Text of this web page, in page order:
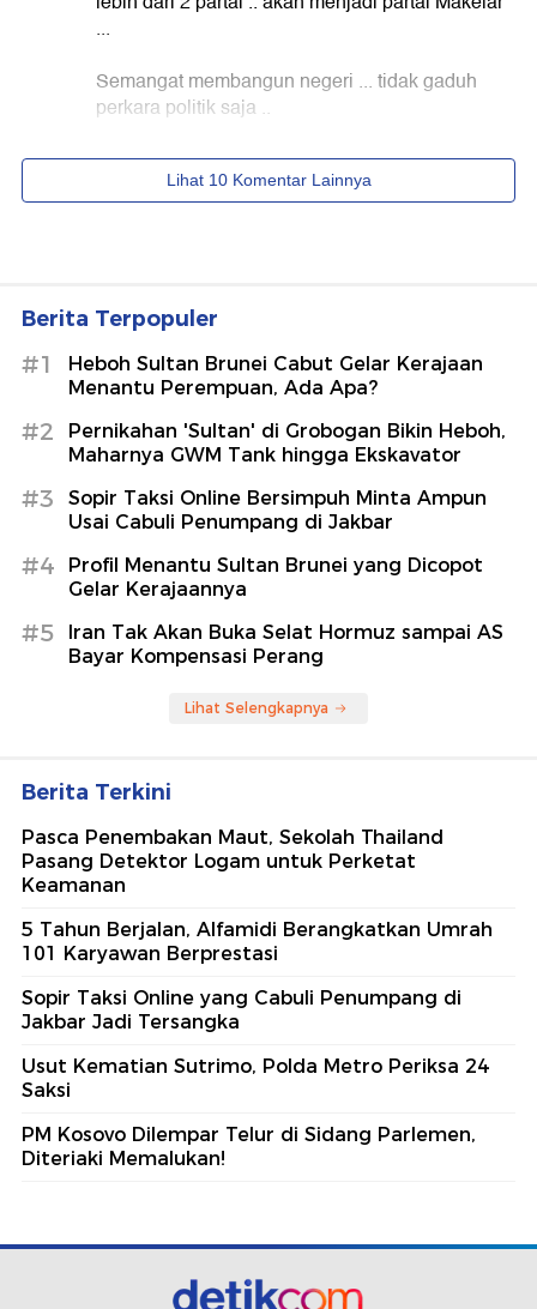
Berita Terpopuler
#1
Heboh Sultan Brunei Cabut Gelar Kerajaan
Menantu Perempuan, Ada Apa?
#2
Pernikahan 'Sultan' di Grobogan Bikin Heboh,
Maharnya GWM Tank hingga Ekskavator
#3
Sopir Taksi Online Bersimpuh Minta Ampun
Usai Cabuli Penumpang di Jakbar
#4
Profil Menantu Sultan Brunei yang Dicopot
Gelar Kerajaannya
#5
Iran Tak Akan Buka Selat Hormuz sampai AS
Bayar Kompensasi Perang
Lihat Selengkapnya
Berita Terkini
Pasca Penembakan Maut, Sekolah Thailand
Pasang Detektor Logam untuk Perketat
Keamanan
5 Tahun Berjalan, Alfamidi Berangkatkan Umrah
101 Karyawan Berprestasi
Sopir Taksi Online yang Cabuli Penumpang di
Jakbar Jadi Tersangka
Usut Kematian Sutrimo, Polda Metro Periksa 24
Saksi
PM Kosovo Dilempar Telur di Sidang Parlemen,
Diteriaki Memalukan!